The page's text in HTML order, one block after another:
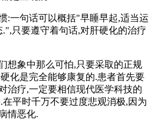
句话可以概括"早睡早起,适当运
只要遵守着句话,对肝硬化的治疗
象中那么可怕,只要采取的正规
化是完全能够康复的.患者首先要
治疗,一定要相信现代医学科技的
平时千万不要过度悲观消极,因为
情恶化.